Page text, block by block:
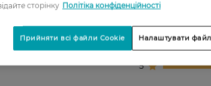
2
3
5
сторінку Політіка конфіденційності
Налаштувати
Прийняти всі файли Cookie